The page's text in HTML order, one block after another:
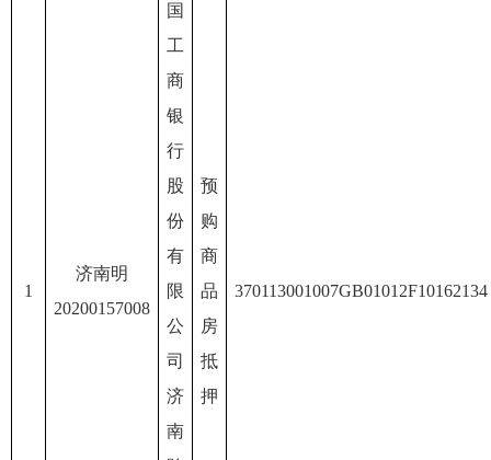
1
济南明
20200157008
国
工
商
银
行
股
份
有
限
公
司
济
南
预
购
商
品
房
抵
押
370113001007GB01012F10162134